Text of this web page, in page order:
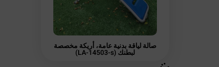
صالة لياقة بدنية عامة، أريكة مخصصة
لبطنك (LA-14503-s)